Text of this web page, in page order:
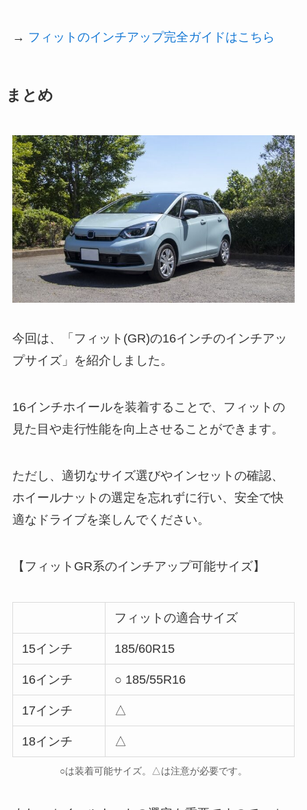
→ フィットのインチアップ完全ガイドはこちら
まとめ
今回は、「フィット(GR)の16インチのインチアッ
プサイズ」を紹介しました。
16インチホイールを装着することで、フィットの
見た目や走行性能を向上させることができます。
ただし、適切なサイズ選びやインセットの確認、
ホイールナットの選定を忘れずに行い、安全で快
適なドライブを楽しんでください。
【フィットGR系のインチアップ可能サイズ】
フィットの適合サイズ
15インチ 185/60R15
16インチ ○ 185/55R16
17インチ △
18インチ △
○は装着可能サイズ。△は注意が必要です。